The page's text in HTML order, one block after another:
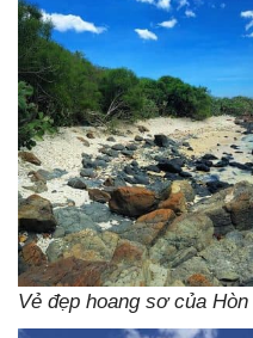
Vẻ đẹp hoang sơ của